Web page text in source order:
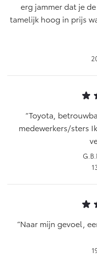
Proace Max (excl. BTW)
Land Cruiser (excl. BTW)
erg jammer dat je
tamelijk hoog in prijs
Toyota,
medewerkers/sters
Naar mijn gevoel,